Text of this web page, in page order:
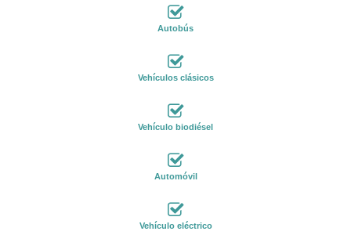
Autobús
Vehículos clásicos
Vehículo biodiésel
Automóvil
Vehículo eléctrico